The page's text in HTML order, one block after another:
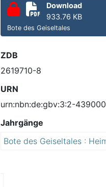
Download
933.76 KB
Bote des Geiseltales
ZDB
2619710-8
URN
urn:nbn:de:gbv:3:2-439000
Jahrgänge